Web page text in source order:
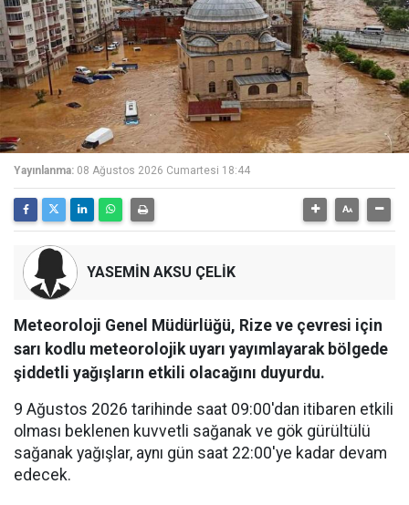
Yayınlanma: 08 Ağustos 2026 Cumartesi 18:44
YASEMİN AKSU ÇELİK
Meteoroloji Genel Müdürlüğü, Rize ve çevresi için
sarı kodlu meteorolojik uyarı yayımlayarak bölgede
şiddetli yağışların etkili olacağını duyurdu.
9 Ağustos 2026 tarihinde saat 09:00'dan itibaren etkili
olması beklenen kuvvetli sağanak ve gök gürültülü
sağanak yağışlar, aynı gün saat 22:00'ye kadar devam
edecek.